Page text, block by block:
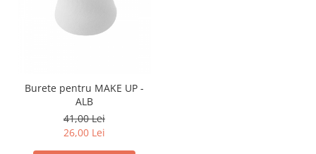
Burete pentru MAKE UP -
ALB
41,00 Lei
26,00 Lei